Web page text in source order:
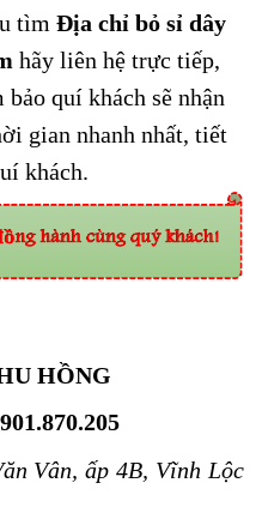
tìm Địa chỉ bỏ sỉ dây
hãy liên hệ trực tiếp,
quí khách sẽ nhận
gian nhanh nhất, tiết
khách.
HỒNG
Vân, ấp 4B, Vĩnh Lộc